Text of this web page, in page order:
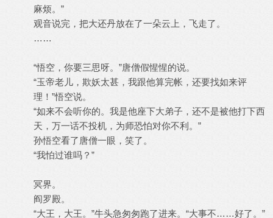
麻烦。”
观音说完，把大还丹放在了一朵云上，飞走了。
……
“悟空，你要三思呀。”唐僧假惺惺的说。
“玉帝老儿，欺妖太甚，我跟他算完帐，还要找如来评
理！”悟空说。
“如来不会听你的。我是他座下大弟子，还不是被他打下西
天，万一话不投机，为师恐怕对你不利。”
孙悟空看了唐僧一眼，笑了。
“我怕过谁吗？”
冥界。
阎罗殿。
“大王，大王。”牛头急匆匆跑了进来。“大事不……好了。”